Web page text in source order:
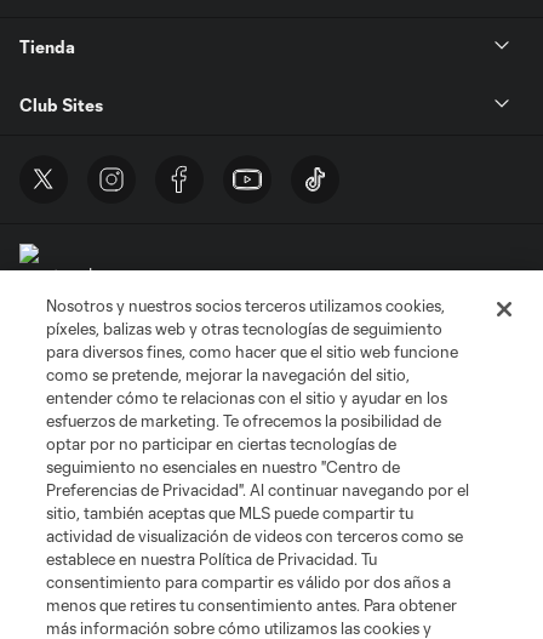
Tienda
Club Sites
Términos de servicio Política de privacidad
No vender mi información
Cookies Settings
©2026 MLS. El nombre y escudo de la Major League Soccer y MLS son
marcas registradas de League Soccer, L.L.C. (“MLS”). Los nombres y logos
de los equipos de la MLS están registrados y son marcas bajo ley común
de la MLS o son usadas con el permiso de sus propietarios. Uso
desautorizado está prohibido.
Nosotros y nuestros socios terceros utilizamos cookies,
píxeles, balizas web y otras tecnologías de seguimiento
para diversos fines, como hacer que el sitio web funcione
como se pretende, mejorar la navegación del sitio,
entender cómo te relacionas con el sitio y ayudar en los
esfuerzos de marketing. Te ofrecemos la posibilidad de
optar por no participar en ciertas tecnologías de
seguimiento no esenciales en nuestro "Centro de
Preferencias de Privacidad". Al continuar navegando por el
sitio, también aceptas que MLS puede compartir tu
actividad de visualización de videos con terceros como se
establece en nuestra Política de Privacidad. Tu
consentimiento para compartir es válido por dos años a
menos que retires tu consentimiento antes. Para obtener
más información sobre cómo utilizamos las cookies y